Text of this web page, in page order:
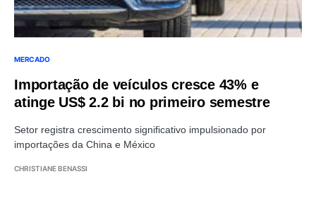
MERCADO
Importação de veículos cresce 43% e
atinge US$ 2.2 bi no primeiro semestre
Setor registra crescimento significativo impulsionado por
importações da China e México
CHRISTIANE BENASSI